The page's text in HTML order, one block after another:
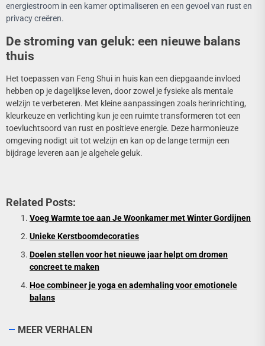
energiestroom in een kamer optimaliseren en een gevoel van rust en
privacy creëren.
De stroming van geluk: een nieuwe balans
thuis
Het toepassen van Feng Shui in huis kan een diepgaande invloed
hebben op je dagelijkse leven, door zowel je fysieke als mentale
welzijn te verbeteren. Met kleine aanpassingen zoals herinrichting,
kleurkeuze en verlichting kun je een ruimte transformeren tot een
toevluchtsoord van rust en positieve energie. Deze harmonieuze
omgeving nodigt uit tot welzijn en kan op de lange termijn een
bijdrage leveren aan je algehele geluk.
Related Posts:
Voeg Warmte toe aan Je Woonkamer met Winter Gordijnen
Unieke Kerstboomdecoraties
Doelen stellen voor het nieuwe jaar helpt om dromen
concreet te maken
Hoe combineer je yoga en ademhaling voor emotionele
balans
MEER VERHALEN